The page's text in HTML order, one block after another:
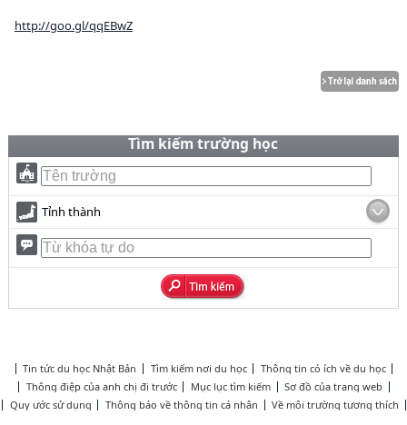
http://goo.gl/qqEBwZ
Tìm kiếm trường học
Tỉnh thành
Tin tức du học Nhật Bản Tìm kiếm nơi du học
Thông tin có ích về du học
Thông điệp của anh chị đi trước
Mục lục tìm kiếm
Sơ đồ của trang web
Quy ước sử dụng
Thông báo về thông tin cá nhân Về môi trường tương thích